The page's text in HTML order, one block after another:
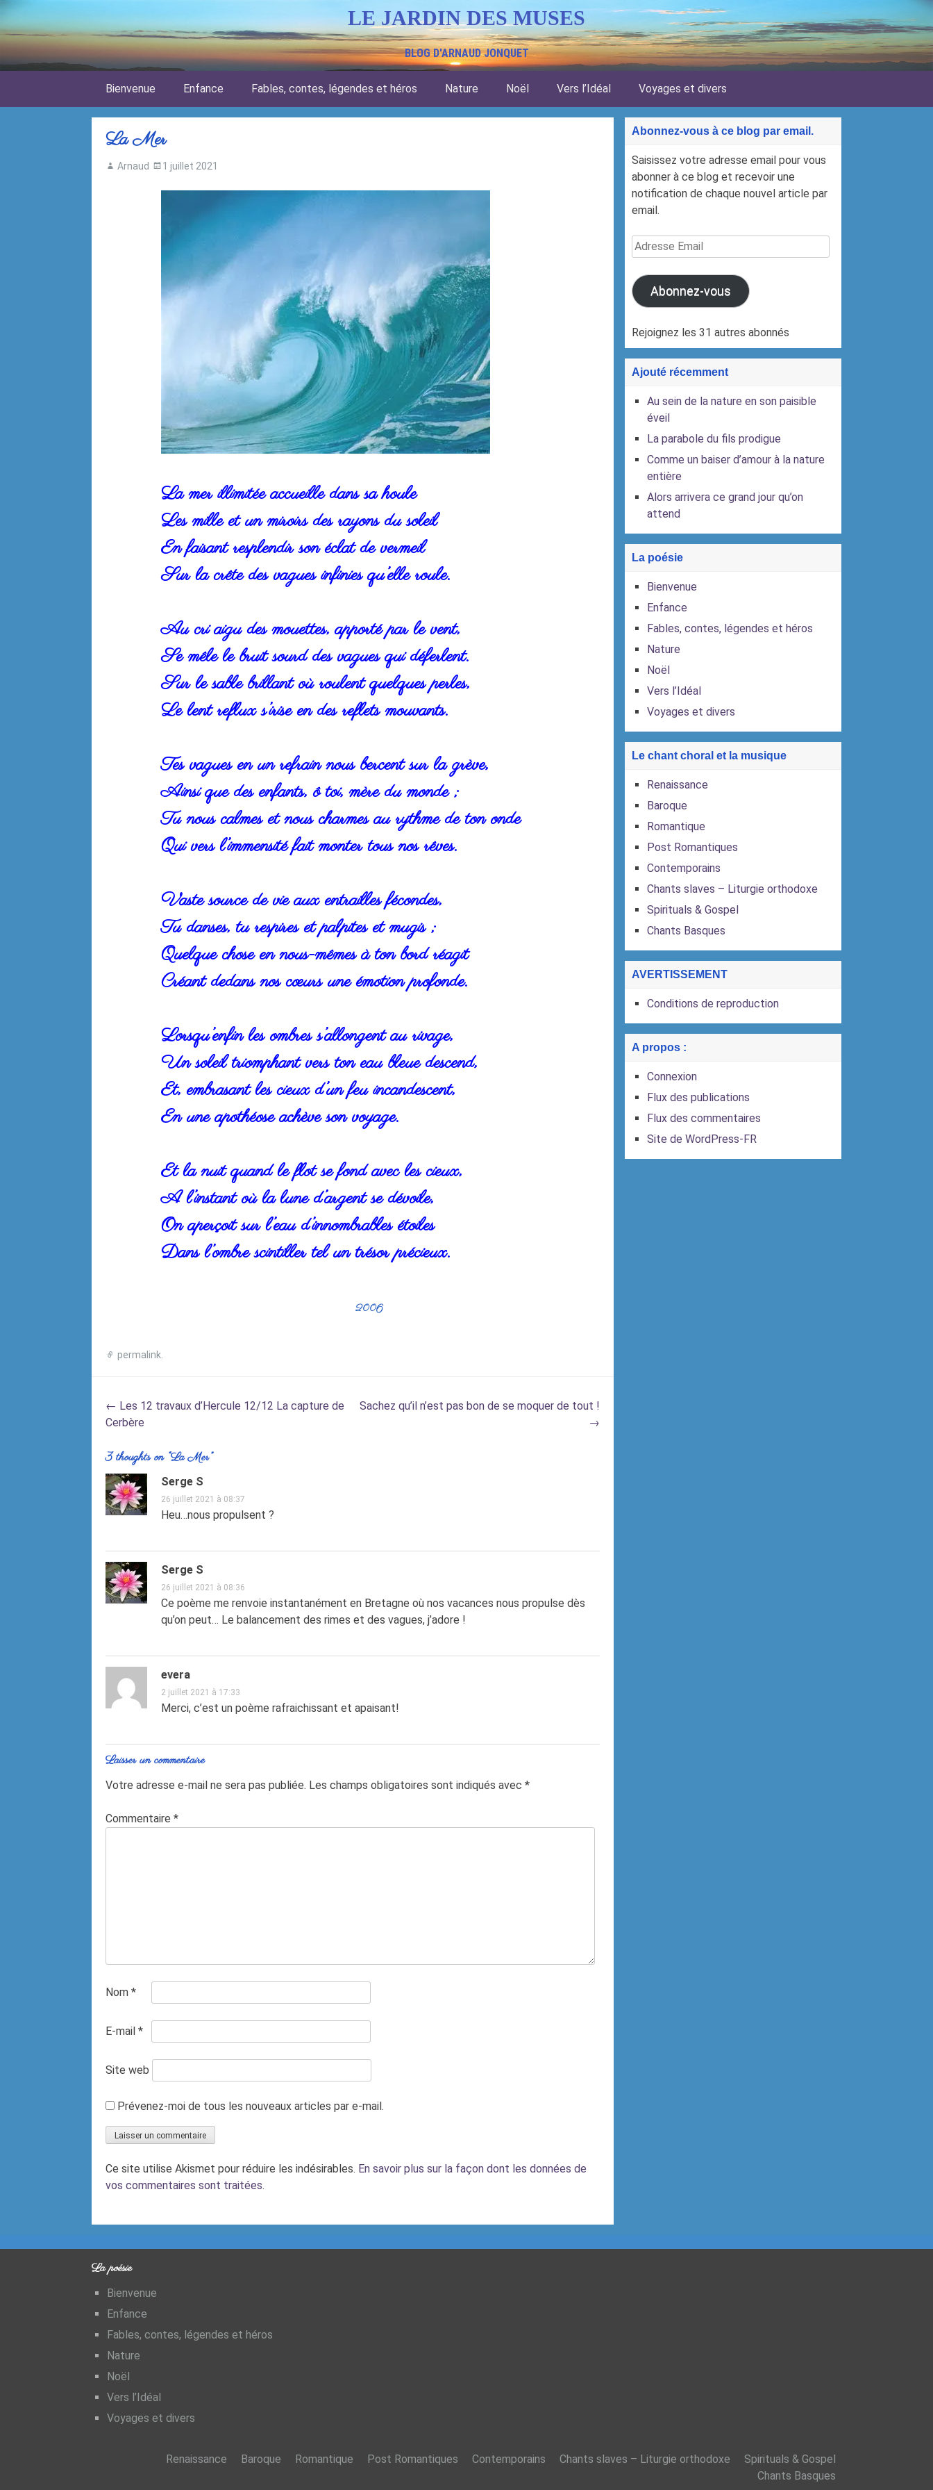
LE JARDIN DES MUSES
BLOG D'ARNAUD JONQUET
Bienvenue Enfance Fables, contes, légendes et héros Nature Noël Vers l’Idéal Voyages et divers
La Mer
Arnaud 1 juillet 2021
La mer illimitée accueille dans sa houle
Les mille et un miroirs des rayons du soleil
En faisant resplendir son éclat de vermeil
Sur la crête des vagues infinies qu’elle roule.
Au cri aigu des mouettes, apporté par le vent,
Se mêle le bruit sourd des vagues qui déferlent.
Sur le sable brillant où roulent quelques perles,
Le lent reflux s’irise en des reflets mouvants.
Tes vagues en un refrain nous bercent sur la grève,
Ainsi que des enfants, ô toi, mère du monde ;
Tu nous calmes et nous charmes au rythme de ton onde
Qui vers l’immensité fait monter tous nos rêves.
Vaste source de vie aux entrailles fécondes,
Tu danses, tu respires et palpites et mugis ;
Quelque chose en nous-mêmes à ton bord réagit
Créant dedans nos cœurs une émotion profonde.
Lorsqu’enfin les ombres s’allongent au rivage,
Un soleil triomphant vers ton eau bleue descend,
Et, embrasant les cieux d’un feu incandescent,
En une apothéose achève son voyage.
Et la nuit quand le flot se fond avec les cieux,
A l’instant où la lune d’argent se dévoile,
On aperçoit sur l’eau d’innombrables étoiles
Dans l’ombre scintiller tel un trésor précieux.
2006
permalink
Post
navigation
← Les 12 travaux d’Hercule 12/12 La capture de
Cerbère
Sachez qu’il n’est pas bon de se moquer de tout !
→
3 thoughts on “La Mer”
Serge S
26 juillet 2021 à 08:37
Heu…nous propulsent ?
Serge S
26 juillet 2021 à 08:36
Ce poème me renvoie instantanément en Bretagne où nos vacances nous propulse dès
qu’on peut… Le balancement des rimes et des vagues, j’adore !
evera
2 juillet 2021 à 17:33
Merci, c’est un poème rafraichissant et apaisant!
Laisser un commentaire
Votre adresse e-mail ne sera pas publiée. Les champs obligatoires sont indiqués avec *
Commentaire *
Nom *
E-mail *
Site web
Prévenez-moi de tous les nouveaux articles par e-mail.
Ce site utilise Akismet pour réduire les indésirables. En savoir plus sur la façon dont les données de
vos commentaires sont traitées.
Abonnez-vous à ce blog par email.
Saisissez votre adresse email pour vous
abonner à ce blog et recevoir une
notification de chaque nouvel article par
email.
Adresse
Email
Abonnez-vous
Rejoignez les 31 autres abonnés
Ajouté récemment
Au sein de la nature en son paisible
éveil
La parabole du fils prodigue
Comme un baiser d’amour à la nature
entière
Alors arrivera ce grand jour qu’on
attend
La poésie
Bienvenue
Enfance
Fables, contes, légendes et héros
Nature
Noël
Vers l’Idéal
Voyages et divers
Le chant choral et la musique
Renaissance
Baroque
Romantique
Post Romantiques
Contemporains
Chants slaves – Liturgie orthodoxe
Spirituals & Gospel
Chants Basques
AVERTISSEMENT
Conditions de reproduction
A propos :
Connexion
Flux des publications
Flux des commentaires
Site de WordPress-FR
La poésie
Bienvenue
Enfance
Fables, contes, légendes et héros
Nature
Noël
Vers l’Idéal
Voyages et divers
Renaissance Baroque Romantique Post Romantiques Contemporains Chants slaves – Liturgie orthodoxe
Spirituals & Gospel
Chants Basques